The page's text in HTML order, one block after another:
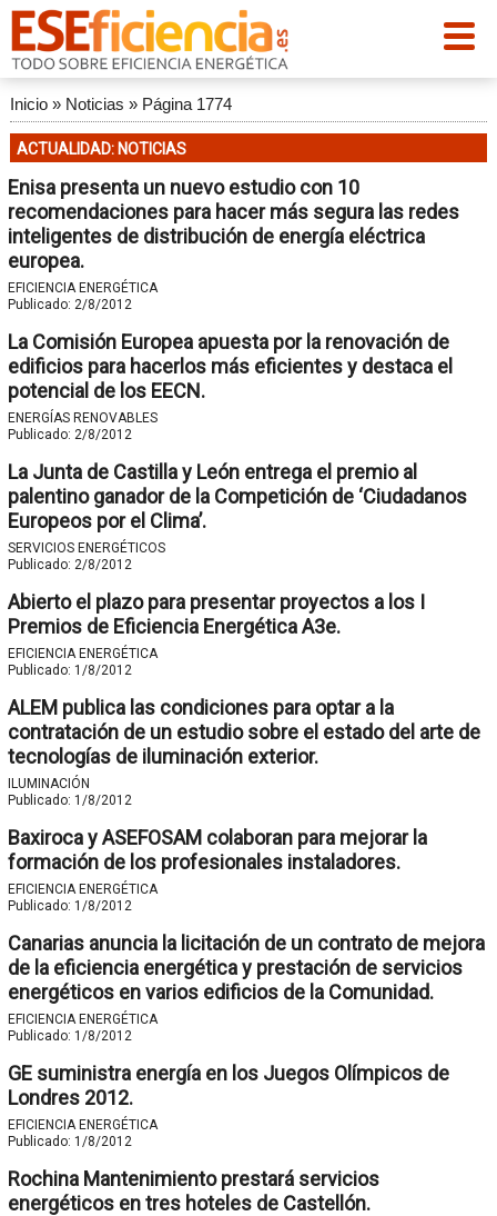
Inicio» Noticias » Página 1774
ACTUALIDAD: NOTICIAS
Enisa presenta un nuevo estudio con 10
recomendaciones para hacer más segura las redes
inteligentes de distribución de energía eléctrica
europea.
EFICIENCIA ENERGÉTICA
Publicado: 2/8/2012
La Comisión Europea apuesta por la renovación de
edificios para hacerlos más eficientes y destaca el
potencial de los EECN.
ENERGÍAS RENOVABLES
Publicado: 2/8/2012
La Junta de Castilla y León entrega el premio al
palentino ganador de la Competición de ‘Ciudadanos
Europeos por el Clima’.
SERVICIOS ENERGÉTICOS
Publicado: 2/8/2012
Abierto el plazo para presentar proyectos a los I
Premios de Eficiencia Energética A3e.
EFICIENCIA ENERGÉTICA
Publicado: 1/8/2012
ALEM publica las condiciones para optar a la
contratación de un estudio sobre el estado del arte de
tecnologías de iluminación exterior.
ILUMINACIÓN
Publicado: 1/8/2012
Baxiroca y ASEFOSAM colaboran para mejorar la
formación de los profesionales instaladores.
EFICIENCIA ENERGÉTICA
Publicado: 1/8/2012
Canarias anuncia la licitación de un contrato de mejora
de la eficiencia energética y prestación de servicios
energéticos en varios edificios de la Comunidad.
EFICIENCIA ENERGÉTICA
Publicado: 1/8/2012
GE suministra energía en los Juegos Olímpicos de
Londres 2012.
EFICIENCIA ENERGÉTICA
Publicado: 1/8/2012
Rochina Mantenimiento prestará servicios
energéticos en tres hoteles de Castellón.